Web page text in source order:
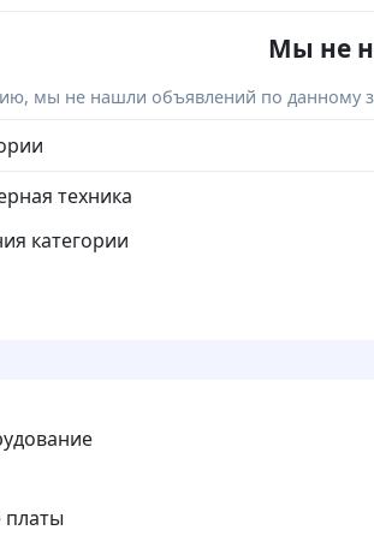
Мы не
мы не нашли объявлений по данному
техника
категории
платы